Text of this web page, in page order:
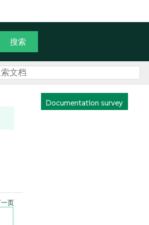
Documentation survey